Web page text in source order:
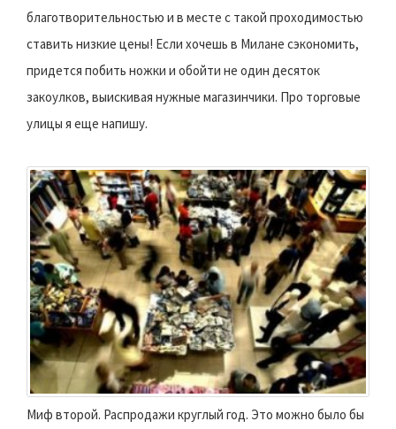
благотворительностью и в месте с такой проходимостью
ставить низкие цены! Если хочешь в Милане сэкономить,
придется побить ножки и обойти не один десяток
закоулков, выискивая нужные магазинчики. Про торговые
улицы я еще напишу.
Миф второй. Распродажи круглый год. Это можно было бы